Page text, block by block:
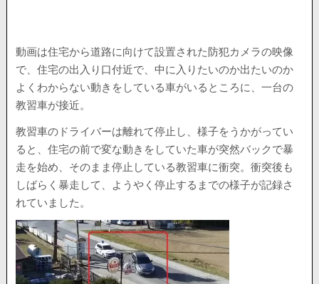
動画は住宅から道路に向けて設置された防犯カメラの映像
で、住宅の出入り口付近で、中に入りたいのか出たいのか
よくわからない動きをしている車がいるところに、一台の
教習車が接近。
教習車のドライバーは離れて停止し、様子をうかがってい
ると、住宅の前で変な動きをしていた車が突然バックで暴
走を始め、そのまま停止している教習車に衝突。衝突後も
しばらく暴走して、ようやく停止するまでの様子が記録さ
れていました。